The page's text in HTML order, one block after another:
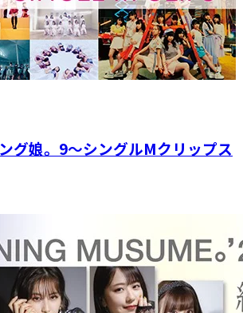
グ娘。9～シングルMクリップス